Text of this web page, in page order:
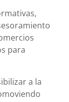
para
a la